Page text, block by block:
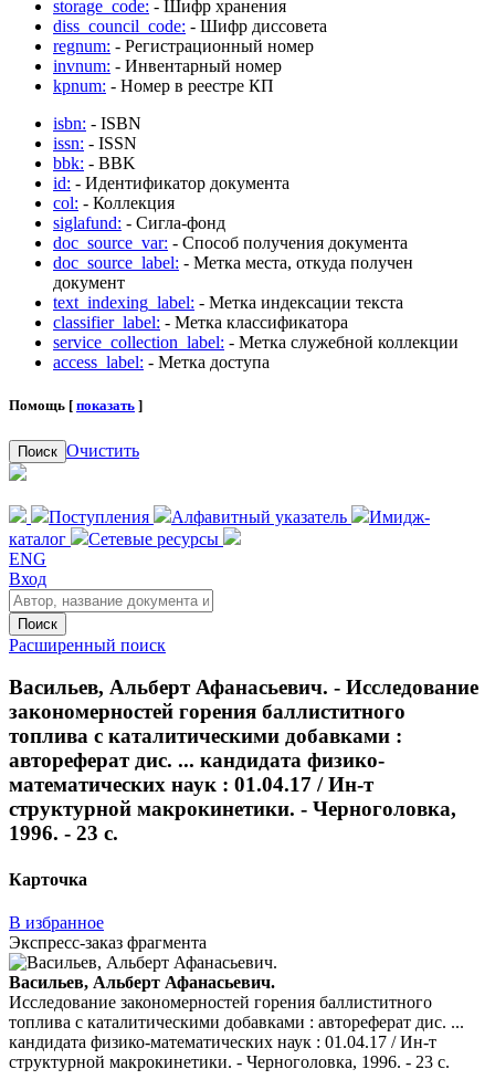
storage_code: - Шифр хранения
diss_council_code: - Шифр диссовета
regnum: - Регистрационный номер
invnum: - Инвентарный номер
kpnum: - Номер в реестре КП
isbn: - ISBN
issn: - ISSN
bbk: - BBK
id: - Идентификатор документа
col: - Коллекция
siglafund: - Сигла-фонд
doc_source_var: - Способ получения документа
doc_source_label: - Метка места, откуда получен
документ
text_indexing_label: - Метка индексации текста
classifier_label: - Метка классификатора
service_collection_label: - Метка служебной коллекции
access_label: - Метка доступа
Помощь [ показать ]
Поиск Очистить
Поступления Алфавитный указатель
Имидж-
каталог
Сетевые ресурсы
ENG
Вход
Поиск
Расширенный поиск
Васильев, Альберт Афанасьевич. - Исследование
закономерностей горения баллиститного
топлива с каталитическими добавками :
автореферат дис. ... кандидата физико-
математических наук : 01.04.17 / Ин-т
структурной макрокинетики. - Черноголовка,
1996. - 23 с.
Карточка
В избранное
Экспресс-заказ фрагмента
Васильев, Альберт Афанасьевич.
Исследование закономерностей горения баллиститного
топлива с каталитическими добавками : автореферат дис. ...
кандидата физико-математических наук : 01.04.17 / Ин-т
структурной макрокинетики. - Черноголовка, 1996. - 23 с.